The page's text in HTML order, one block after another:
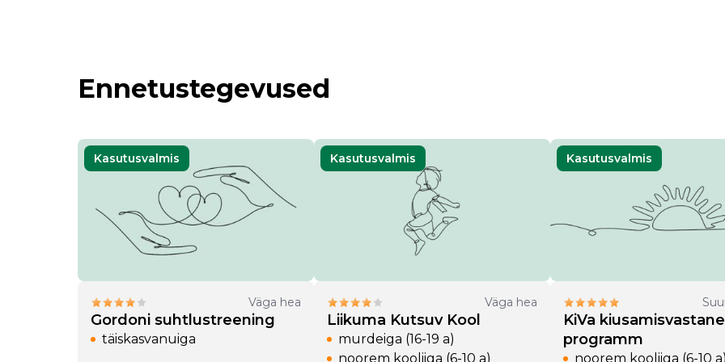
Ennetustegevused
Kasutusvalmis
Väga hea
Gordoni suhtlustreening
täiskasvanuiga
Kasutusvalmis
Väga hea
Liikuma Kutsuv Kool
murdeiga (16-19 a)
noorem kooliiga (6-10 a)
Kasutusvalmis
KiVa kiusamisvastane
programm
noorem kooliiga (6-10 a)